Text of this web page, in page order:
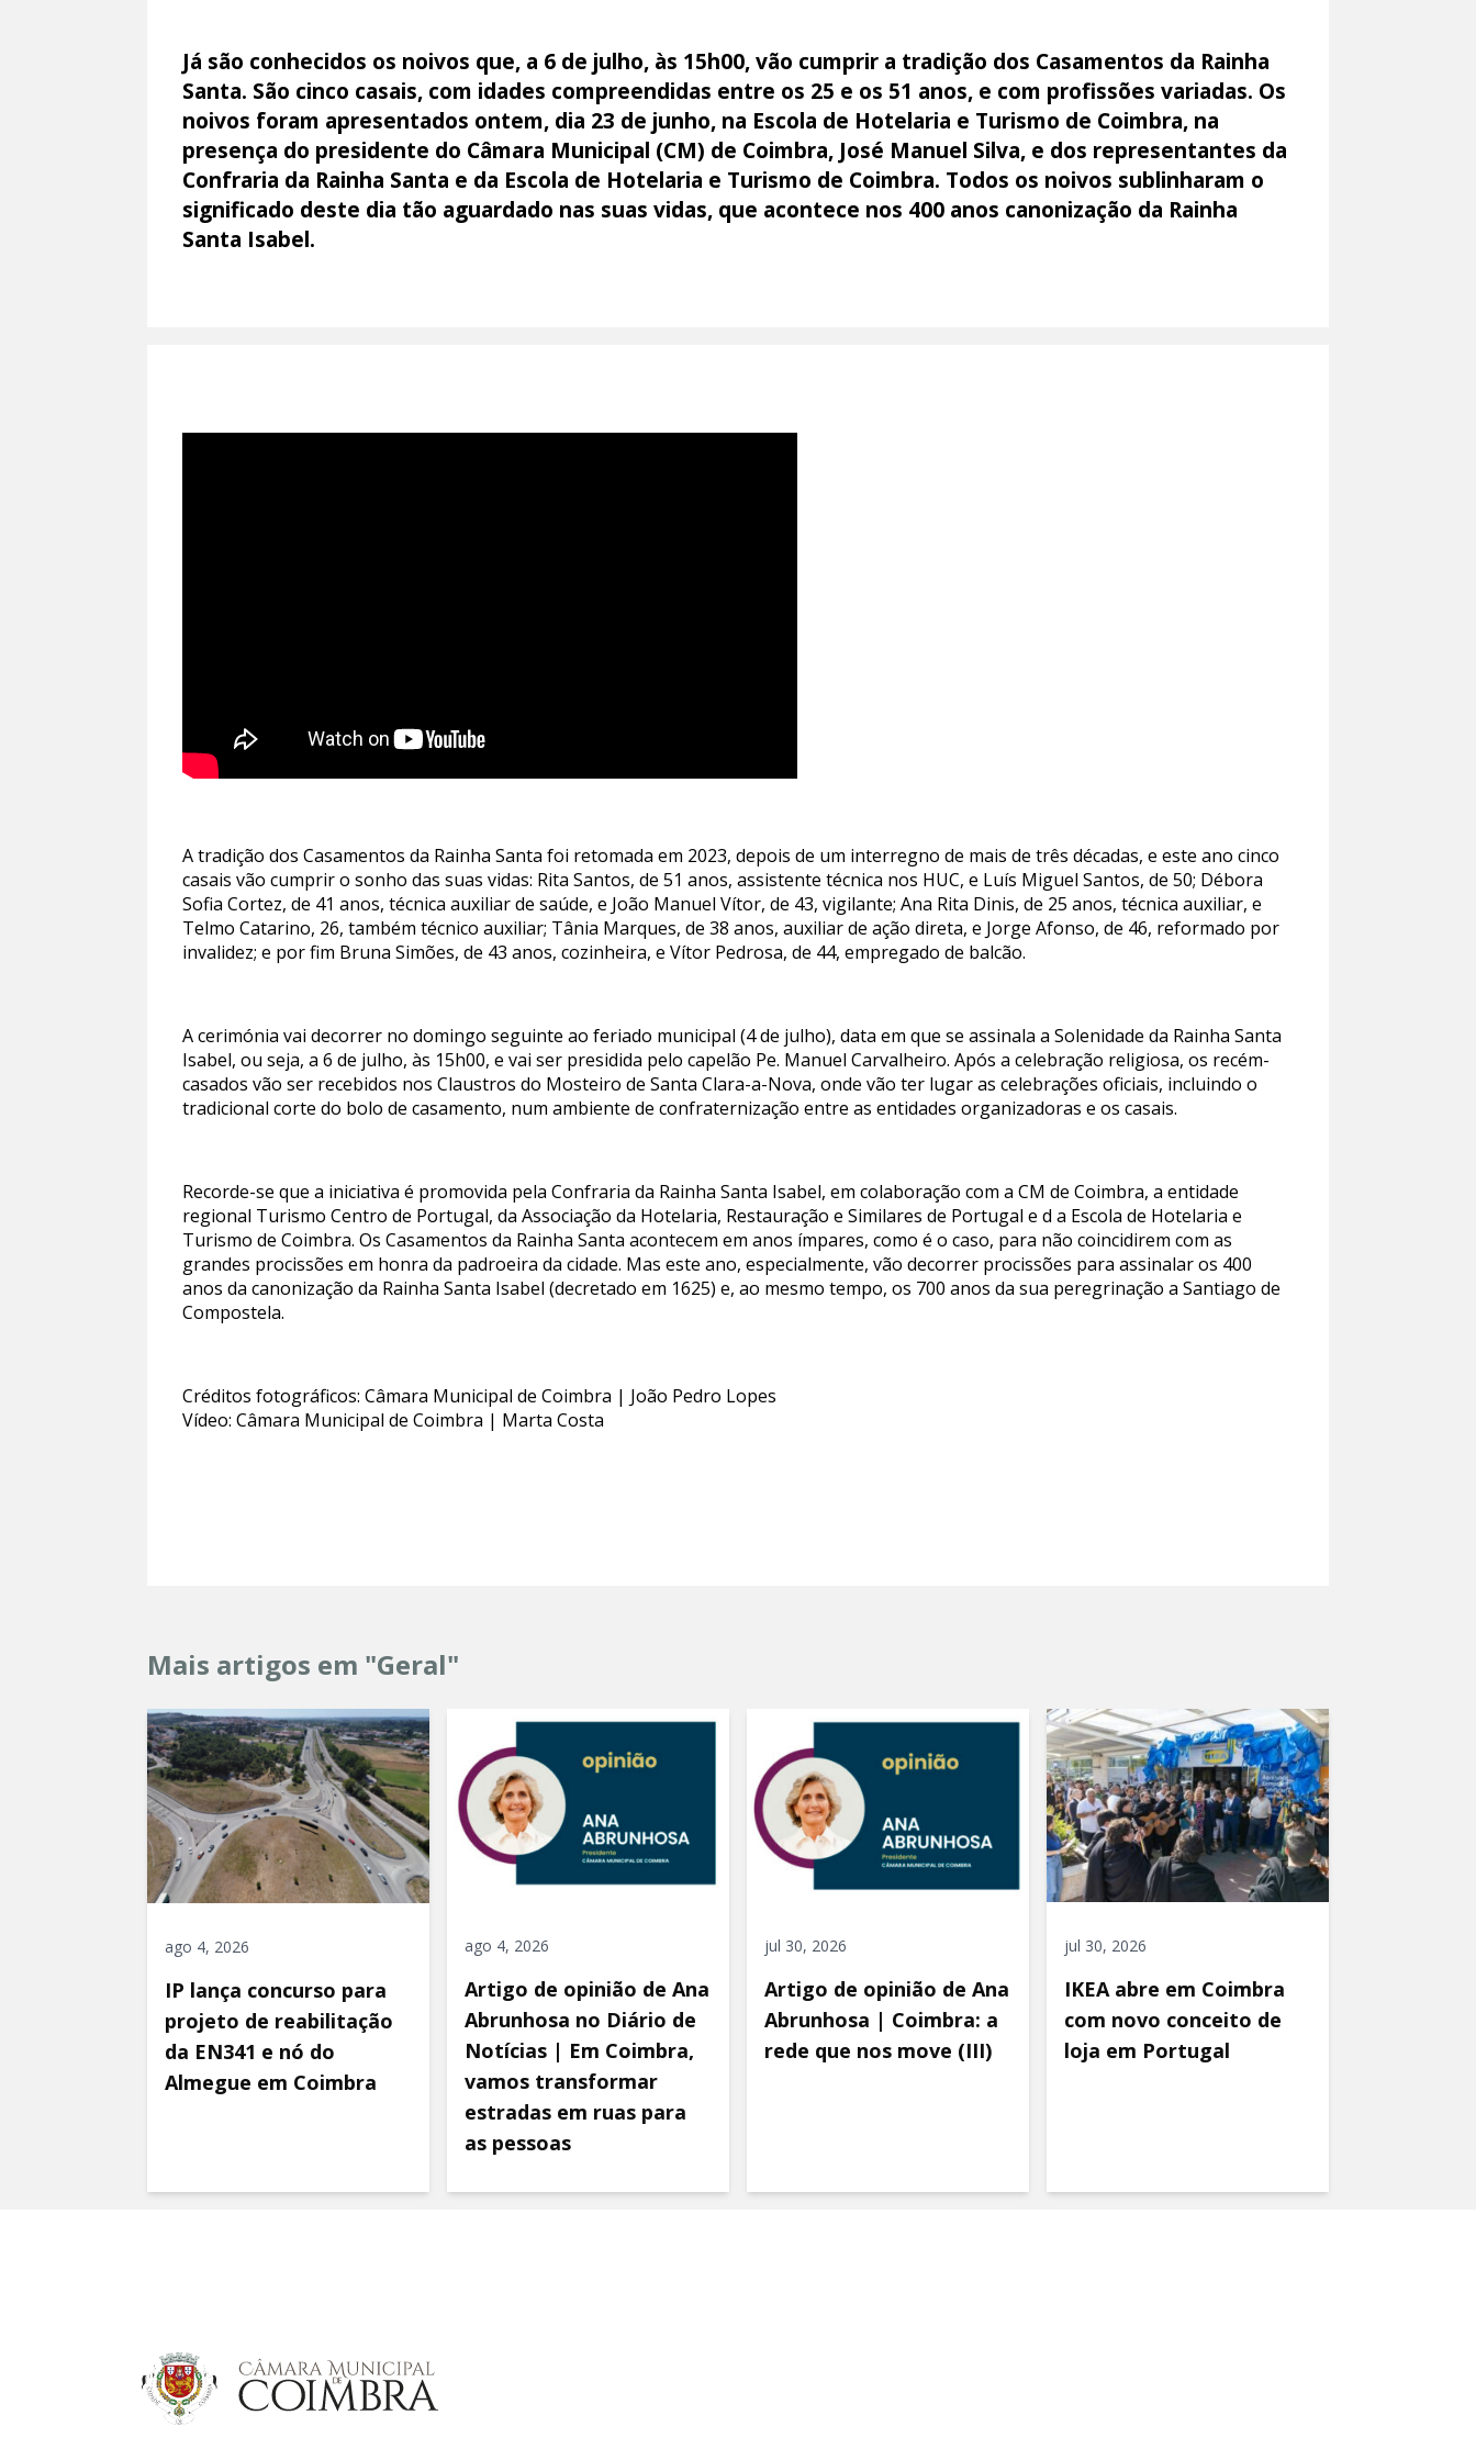
Já são conhecidos os noivos que, a 6 de julho, às 15h00, vão cumprir a tradição dos Casamentos da Rainha
Santa. São cinco casais, com idades compreendidas entre os 25 e os 51 anos, e com profissões variadas. Os
noivos foram apresentados ontem, dia 23 de junho, na Escola de Hotelaria e Turismo de Coimbra, na
presença do presidente do Câmara Municipal (CM) de Coimbra, José Manuel Silva, e dos representantes da
Confraria da Rainha Santa e da Escola de Hotelaria e Turismo de Coimbra. Todos os noivos sublinharam o
significado deste dia tão aguardado nas suas vidas, que acontece nos 400 anos canonização da Rainha
Santa Isabel.
A tradição dos Casamentos da Rainha Santa foi retomada em 2023, depois de um interregno de mais de três décadas, e este ano cinco
casais vão cumprir o sonho das suas vidas: Rita Santos, de 51 anos, assistente técnica nos HUC, e Luís Miguel Santos, de 50; Débora
Sofia Cortez, de 41 anos, técnica auxiliar de saúde, e João Manuel Vítor, de 43, vigilante; Ana Rita Dinis, de 25 anos, técnica auxiliar, e
Telmo Catarino, 26, também técnico auxiliar; Tânia Marques, de 38 anos, auxiliar de ação direta, e Jorge Afonso, de 46, reformado por
invalidez; e por fim Bruna Simões, de 43 anos, cozinheira, e Vítor Pedrosa, de 44, empregado de balcão.
A cerimónia vai decorrer no domingo seguinte ao feriado municipal (4 de julho), data em que se assinala a Solenidade da Rainha Santa
Isabel, ou seja, a 6 de julho, às 15h00, e vai ser presidida pelo capelão Pe. Manuel Carvalheiro. Após a celebração religiosa, os recém-
casados vão ser recebidos nos Claustros do Mosteiro de Santa Clara-a-Nova, onde vão ter lugar as celebrações oficiais, incluindo o
tradicional corte do bolo de casamento, num ambiente de confraternização entre as entidades organizadoras e os casais.
Recorde-se que a iniciativa é promovida pela Confraria da Rainha Santa Isabel, em colaboração com a CM de Coimbra, a entidade
regional Turismo Centro de Portugal, da Associação da Hotelaria, Restauração e Similares de Portugal e d a Escola de Hotelaria e
Turismo de Coimbra. Os Casamentos da Rainha Santa acontecem em anos ímpares, como é o caso, para não coincidirem com as
grandes procissões em honra da padroeira da cidade. Mas este ano, especialmente, vão decorrer procissões para assinalar os 400
anos da canonização da Rainha Santa Isabel (decretado em 1625) e, ao mesmo tempo, os 700 anos da sua peregrinação a Santiago de
Compostela.
Créditos fotográficos: Câmara Municipal de Coimbra | João Pedro Lopes
Vídeo: Câmara Municipal de Coimbra | Marta Costa
Mais artigos em "Geral"
ago 4, 2026
IP lança concurso para
projeto de reabilitação
da EN341 e nó do
Almegue em Coimbra
ago 4, 2026
Artigo de opinião de Ana
Abrunhosa no Diário de
Notícias | Em Coimbra,
vamos transformar
estradas em ruas para
as pessoas
jul 30, 2026
Artigo de opinião de Ana
Abrunhosa | Coimbra: a
rede que nos move (III)
jul 30, 2026
IKEA abre em Coimbra
com novo conceito de
loja em Portugal